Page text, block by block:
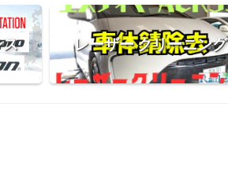
レーザー クリーニング